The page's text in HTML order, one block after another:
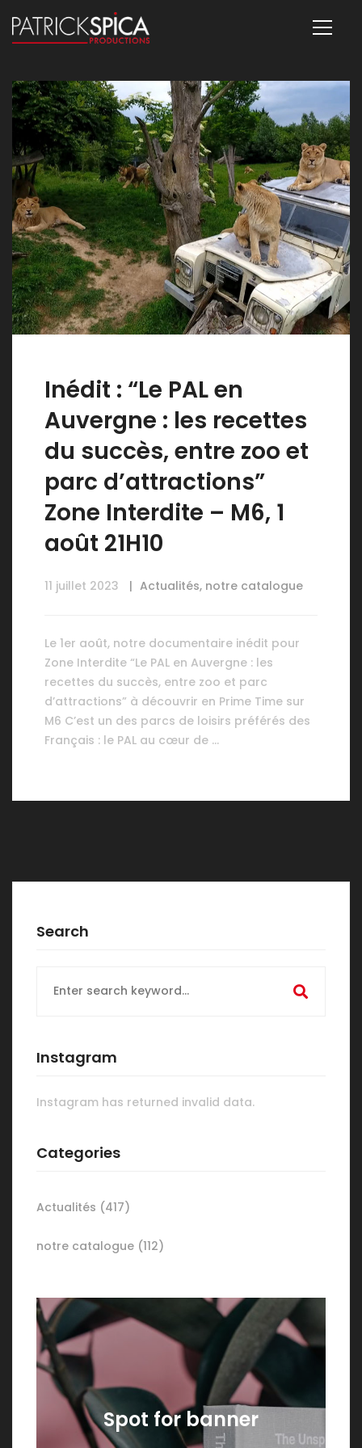
Inédit : “Le PAL en
Auvergne : les recettes
du succès, entre zoo et
parc d’attractions”
Zone Interdite – M6, 1
août 21H10
11 juillet 2023 Actualités, notre catalogue
Le 1er août, notre documentaire inédit pour
Zone Interdite “Le PAL en Auvergne : les
recettes du succès, entre zoo et parc
d’attractions” à découvrir en Prime Time sur
M6 C’est un des parcs de loisirs préférés des
Français : le PAL au cœur de …
Search
for:
Instagram
Instagram has returned invalid data.
Categories
Actualités (417)
notre catalogue (112)
Spot for banner